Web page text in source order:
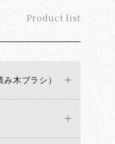
Product list
木ブラシ）